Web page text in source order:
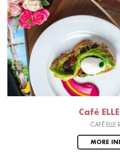
Café
CAFÉ ELLE
MORE